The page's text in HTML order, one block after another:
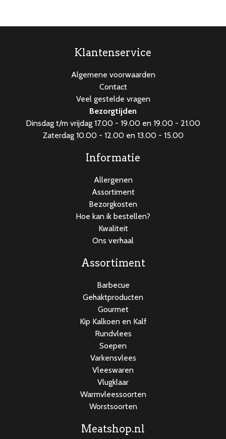
Klantenservice
Algemene voorwaarden
Contact
Veel gestelde vragen
Bezorgtijden
Dinsdag t/m vrijdag 17.00 - 19.00 en 19.00 - 21.00
Zaterdag 10.00 - 12.00 en 13.00 - 15.00
Informatie
Allergenen
Assortiment
Bezorgkosten
Hoe kan ik bestellen?
Kwaliteit
Ons verhaal
Assortiment
Barbecue
Gehaktproducten
Gourmet
Kip Kalkoen en Kalf
Rundvlees
Soepen
Varkensvlees
Vleeswaren
Vlugklaar
Warmvleessoorten
Worstsoorten
Meatshop.nl